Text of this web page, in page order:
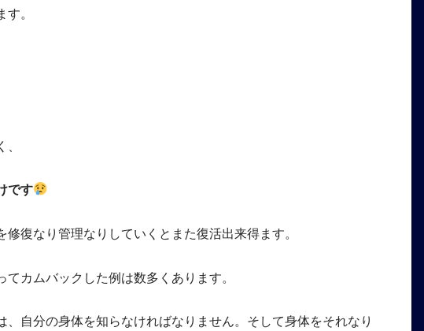
。
です
復なり管理なりしていくとまた復活出来得ます。
カムバックした例は数多くあります。
、自分の身体を知らなければなりません。そして身体をそれなり